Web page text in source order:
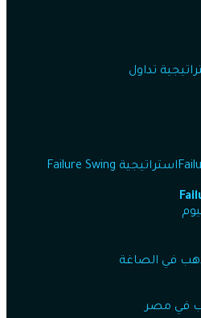
تداول
استراتيجية Failure Swing
في الصاغة
في مصر